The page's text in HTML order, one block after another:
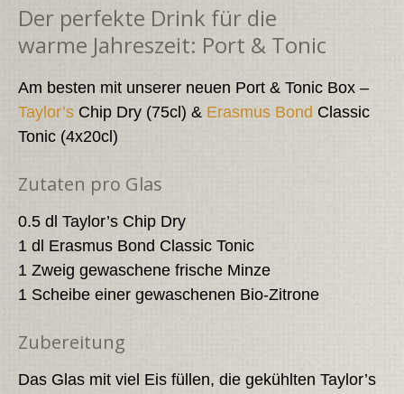
Der perfekte Drink für die
warme Jahreszeit: Port & Tonic
Am besten mit unserer neuen Port & Tonic Box –
Taylor’s Chip Dry (75cl) & Erasmus Bond Classic
Tonic (4x20cl)
Zutaten pro Glas
0.5 dl Taylor’s Chip Dry
1 dl Erasmus Bond Classic Tonic
1 Zweig gewaschene frische Minze
1 Scheibe einer gewaschenen Bio-Zitrone
Zubereitung
Das Glas mit viel Eis füllen, die gekühlten Taylor’s